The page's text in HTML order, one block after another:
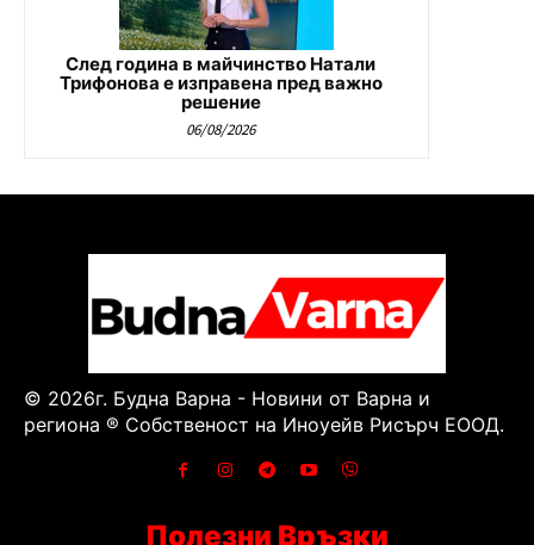
След година в майчинство Натали
Трифонова е изправена пред важно
решение
06/08/2026
© 2026г. Будна Варна - Новини от Варна и
региона ® Собственост на Иноуейв Рисърч ЕООД.
Полезни Връзки